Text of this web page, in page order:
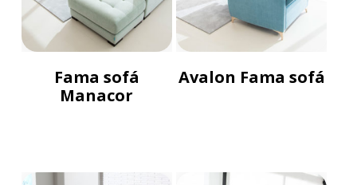
Fama sofá
Manacor
Avalon Fama sofá